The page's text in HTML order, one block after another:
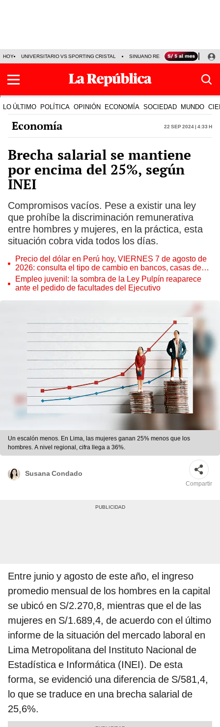
HOY UNIVERSITARIO VS SPORTING CRISTAL SINUANO RESULTADOS HOY
LO ÚLTIMO POLÍTICA OPINIÓN ECONOMÍA SOCIEDAD MUNDO
Economía 22 Sep 2024 | 4:33 h
Brecha salarial se mantiene
por encima del 25%, según
INEI
Compromisos vacíos. Pese a existir una ley
que prohíbe la discriminación remunerativa
entre hombres y mujeres, en la práctica, esta
situación cobra vida todos los días.
Precio del dólar en Perú hoy, VIERNES 7 de agosto de
2026: consulta el tipo de cambio en bancos, casas de
cambio y plataformas digitales
Empleo juvenil: la sombra de la Ley Pulpín reaparece
ante el pedido de facultades del Ejecutivo
Un escalón menos. En Lima, las mujeres ganan 25% menos que los
hombres. A nivel regional, cifra llega a 36%.
Susana Condado
Compartir
Entre junio y agosto de este año, el ingreso
promedio mensual de los hombres en la capital
se ubicó en S/2.270,8, mientras que el de las
mujeres en S/1.689,4, de acuerdo con el último
informe de la situación del mercado laboral en
Lima Metropolitana del Instituto Nacional de
Estadística e Informática (INEI). De esta
forma, se evidenció una diferencia de S/581,4,
lo que se traduce en una brecha salarial de
25,6%.